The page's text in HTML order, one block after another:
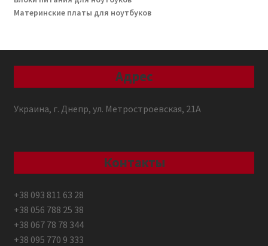
Материнские платы для ноутбуков
Адрес
Украина, г. Днепр, ул. Метростроевская, 21А
Контакты
+38 093 811 63 28
+38 056 788 25 38
+38 067 78 78 344
+38 095 770 9 333